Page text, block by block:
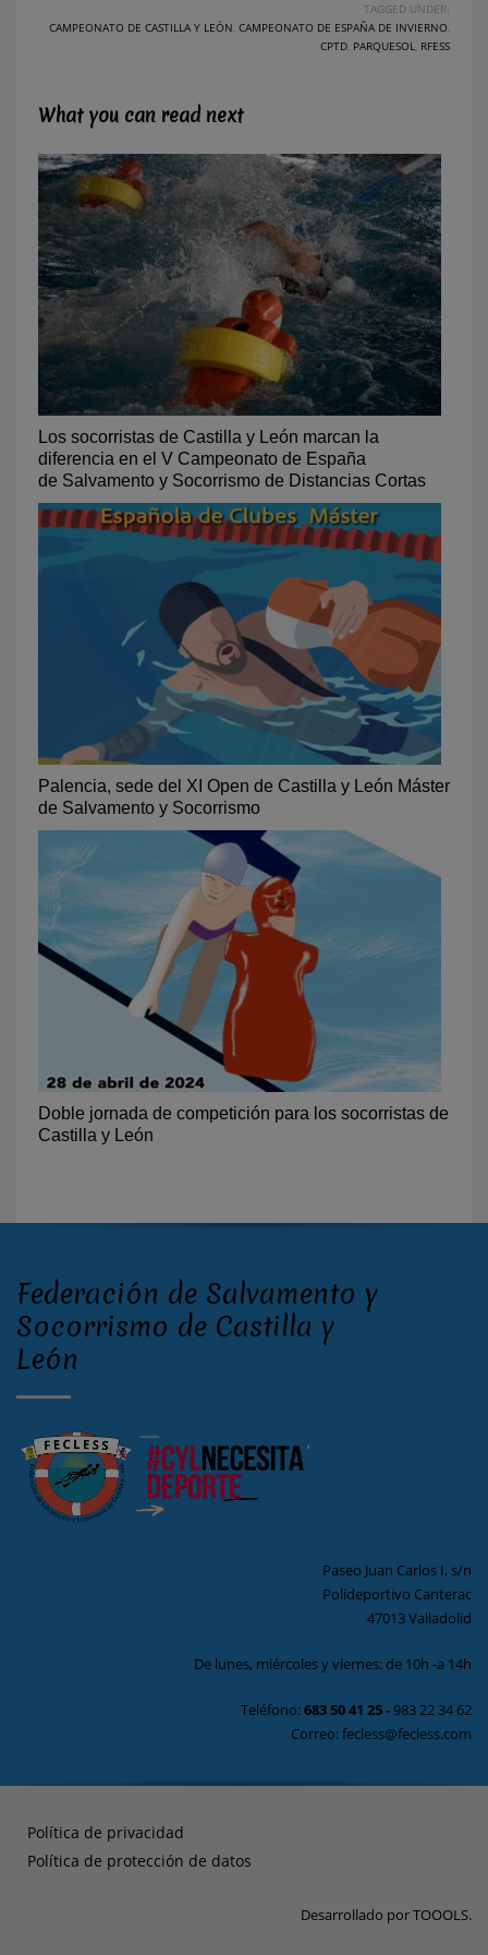
TAGGED UNDER:
CAMPEONATO DE CASTILLA Y LEÓN, CAMPEONATO DE ESPAÑA DE INVIERNO,
CPTD, PARQUESOL, RFESS
What you can read next
Los socorristas de Castilla y León marcan la
diferencia en el V Campeonato de España
de Salvamento y Socorrismo de Distancias Cortas
Palencia, sede del XI Open de Castilla y León Máster
de Salvamento y Socorrismo
Doble jornada de competición para los socorristas de
Castilla y León
Federación de Salvamento y
Socorrismo de Castilla y
León
Paseo Juan Carlos I, s/n
Polideportivo Canterac
47013 Valladolid
De lunes, miércoles y viernes: de 10h -a 14h
Teléfono:683 50 41 25-983 22 34 62
Correo: fecless@fecless.com
Política de privacidad
Política de protección de datos
Desarrollado porTOOOLS.